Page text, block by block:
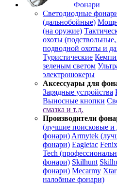
Фонари
Светодиодные
(дальнобойные)
(на оружие)
охоты
подводной охоты и
Туристические
зеленым светом
электрошокеры
Аксессуары для
Зарядные устройства
Выносные кнопки
смазка и т.д.
Производители
(лучшие поисковые и
фонари) Armytek
фонари) Eagletac Fenix
Tech
фонари) Skilhunt
фонари) Mecarmy Xtar
налобные фонари)